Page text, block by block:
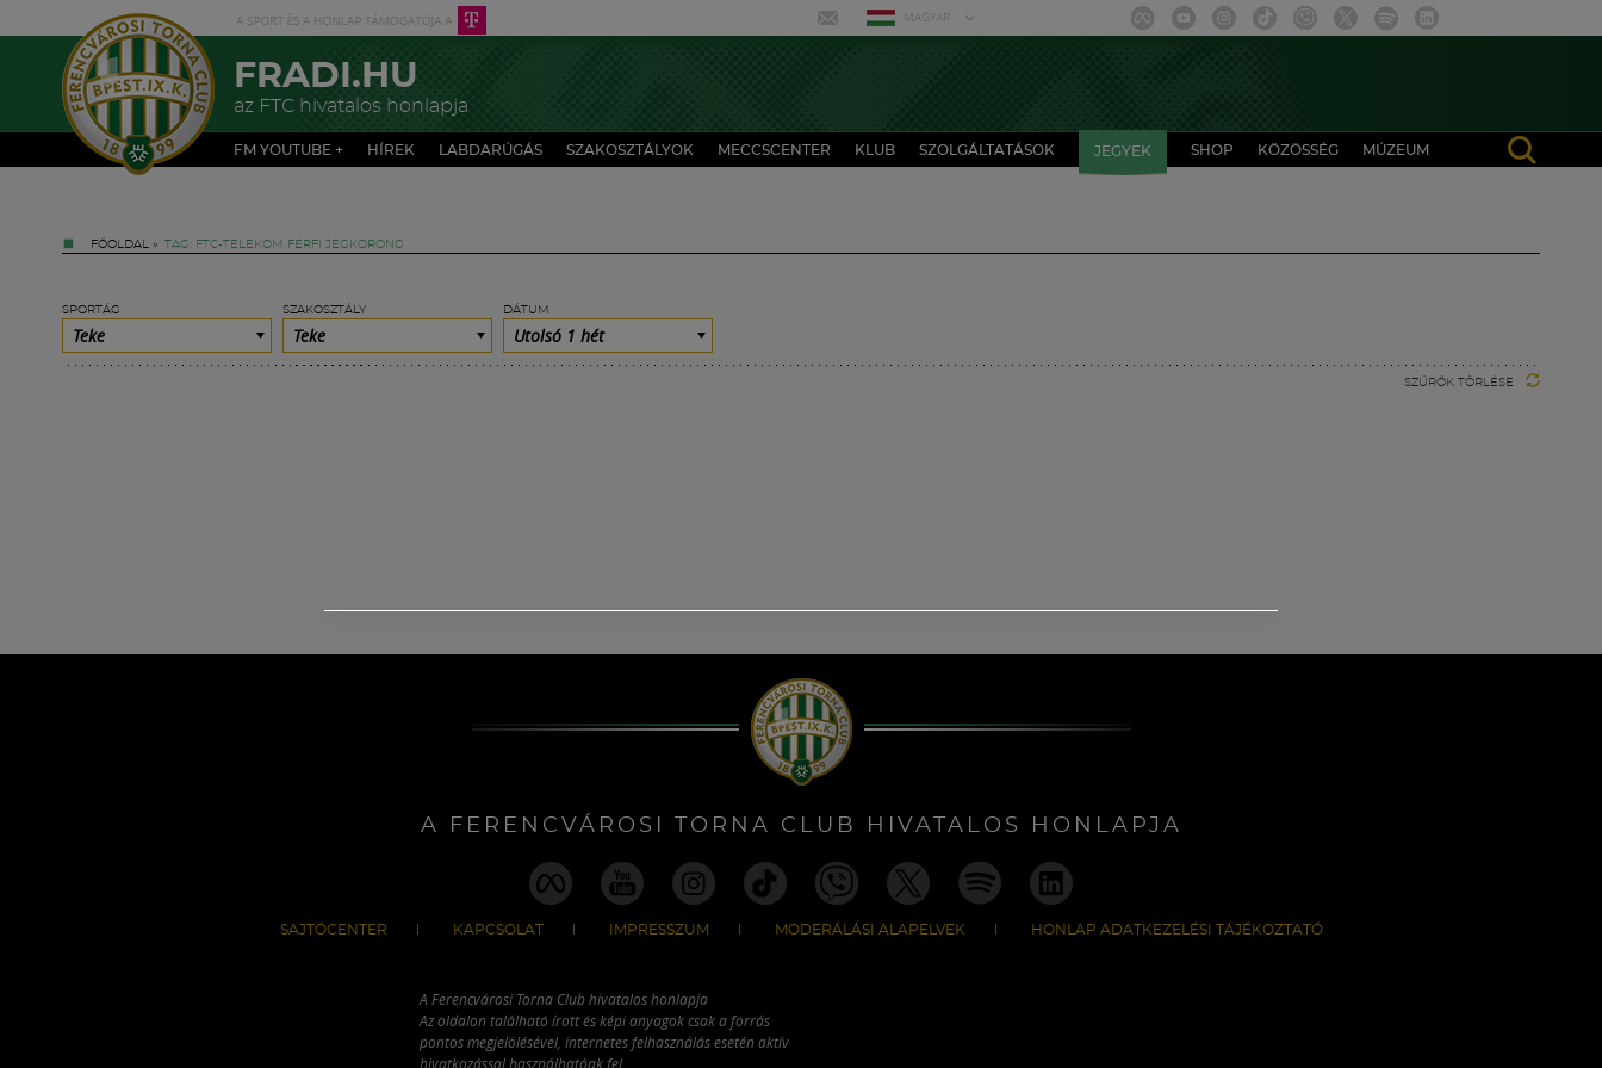
MAGYAR
FRADI.HU
az FTC hivatalos honlapja
FM YOUTUBE + HÍREK LABDARÚGÁS SZAKOSZTÁLYOK MECCSCENTER KLUB SZOLGÁLTATÁSOK JEGYEK SHOP KÖZÖSSÉG MÚZEUM
FŐOLDAL » TAG: FTC-TELEKOM FÉRFI JÉGKORONG
SPORTÁG
Teke
SZAKOSZTÁLY
Teke
DÁTUM
Utolsó 1 hét
SZŰRŐK TÖRLÉSE
A FERENCVÁROSI TORNA CLUB HIVATALOS HONLAPJA
SAJTÓCENTER KAPCSOLAT IMPRESSZUM MODERÁLÁSI ALAPELVEK HONLAP ADATKEZELÉSI TÁJÉKOZTATÓ
A Ferencvárosi Torna Club hivatalos honlapja
Az oldalon található írott és képi anyagok csak a forrás
pontos megjelölésével, internetes felhasználás esetén aktív
hivatkozással használhatóak fel.